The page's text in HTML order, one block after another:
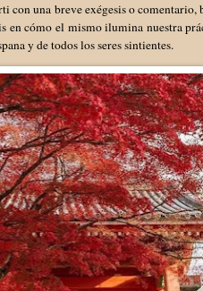
una breve exégesis o comentario,
en cómo el mismo ilumina nuestra
y de todos los seres sintientes.